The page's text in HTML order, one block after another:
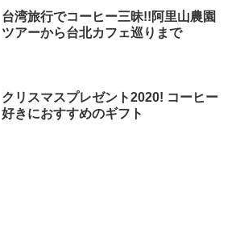
台湾旅行でコーヒー三昧!!阿里山農園
ツアーから台北カフェ巡りまで
クリスマスプレゼント2020! コーヒー
好きにおすすめのギフト